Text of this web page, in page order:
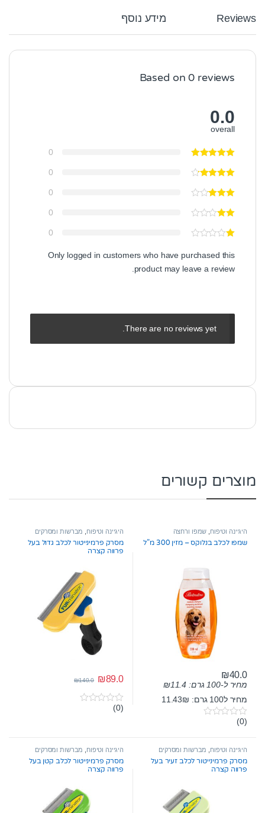
Reviews מידע נוסף
Based on 0 reviews
0.0
overall
0
0
0
0
0
Only logged in customers who have purchased this
product may leave a review.
There are no reviews yet.
מוצרים קשורים
היגיינה וטיפוח שמפו ורחצה
שמפו לכלב בנלוקס – מזין 300 מ”ל
₪40.0
מחיר ל-100 גרם: ₪11.4
מחיר ל100 גרם: 11.43₪
0
t
f
5
(0)
היגיינה וטיפוח מברשות ומסרקים
מסרק פרמינייטור לכלב גדול בעל
פרווה קצרה
₪89.0
₪140.0
0
f
5
(0)
היגיינה וטיפוח מברשות ומסרקים
מסרק פרמינייטור לכלב זעיר בעל
פרווה קצרה
היגיינה וטיפוח מברשות ומסרקים
מסרק פרמינייטור לכלב קטן בעל
פרווה קצרה